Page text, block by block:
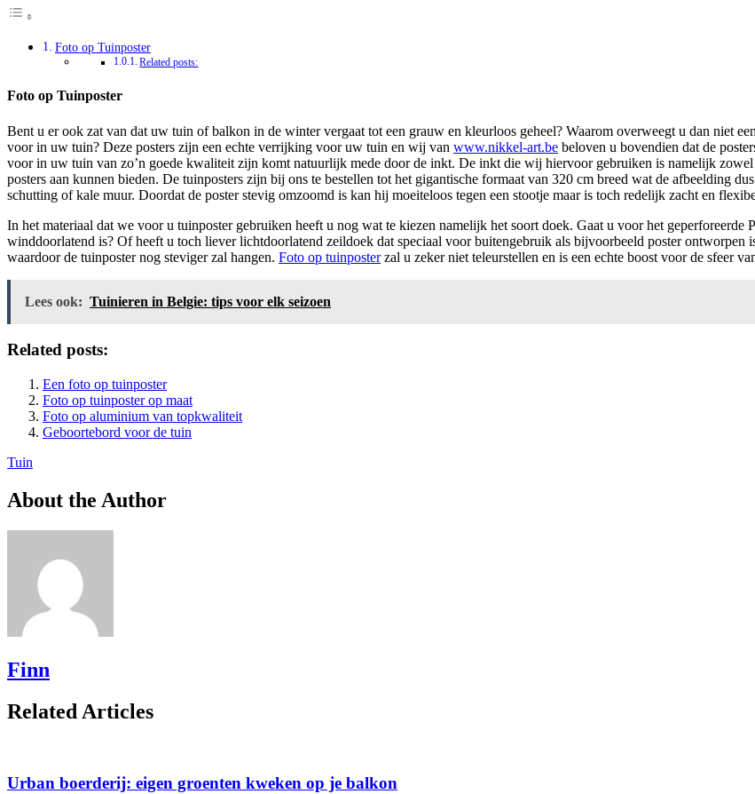
Foto op Tuinposter
Related posts:
Foto op Tuinposter
Bent u er ook zat van dat uw tuin of balkon in de winter vergaat tot een grauw en kleurloos geheel? Waarom overweegt u dan niet
voor in uw tuin? Deze posters zijn een echte verrijking voor uw tuin en wij van www.nikkel-art.be beloven u bovendien dat de
voor in uw tuin van zo’n goede kwaliteit zijn komt natuurlijk mede door de inkt. De inkt die wij hiervoor gebruiken is namelijk
posters aan kunnen bieden. De tuinposters zijn bij ons te bestellen tot het gigantische formaat van 320 cm breed wat de afbeelding
schutting of kale muur. Doordat de poster stevig omzoomd is kan hij moeiteloos tegen een stootje maar is toch redelijk zacht en
In het materiaal dat we voor u tuinposter gebruiken heeft u nog wat te kiezen namelijk het soort doek. Gaat u voor het
winddoorlatend is? Of heeft u toch liever lichtdoorlatend zeildoek dat speciaal voor buitengebruik als bijvoorbeeld poster ontworpen
waardoor de tuinposter nog steviger zal hangen. Foto op tuinposterzal u zeker niet teleurstellen en is een echte boost voor de sfeer
Lees ook: Tuinieren in Belgie: tips voor elk seizoen
Related posts:
Een foto op tuinposter
Foto op tuinposter op maat
Foto op aluminium van topkwaliteit
Geboortebord voor de tuin
Tuin
About the Author
Finn
Related Articles
Urban boerderij: eigen groenten kweken op je balkon